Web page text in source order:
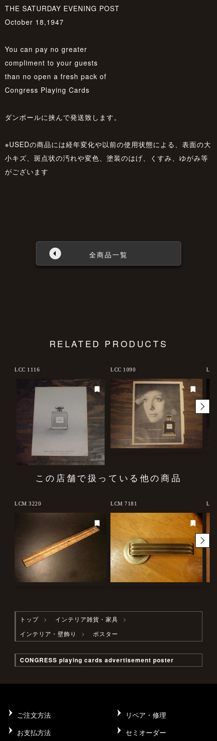
THE SATURDAY EVENING POST
October 18,1947
You can pay no greater
compliment to your guests
than no open a fresh pack of
Congress Playing Cards
ダンボールに挟んで発送致します。
※USEDの商品には経年変化や以前の使用状態による、表面の大
小キズ、斑点状の汚れや変色、塗装のはげ、くすみ、ゆがみ等
がございます
全商品一覧
RELATED PRODUCTS
LCC 1116 LCC 1090
この店舗で扱っている他の商品
LCM 3220 LCM 7181
トップ
インテリア雑貨・家具
インテリア・壁飾り
ポスター
CONGRESS playing cards advertisement poster
ご注文方法
リペア・修理
お支払方法
セミオーダー